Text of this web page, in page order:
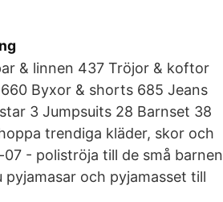
& linnen 437 Tröjor & koftor
Byxor & shorts 685 Jeans
3 Jumpsuits 28 Barnset 38
trendiga kläder, skor och
- poliströja till de små barnen
och pyjamasset till